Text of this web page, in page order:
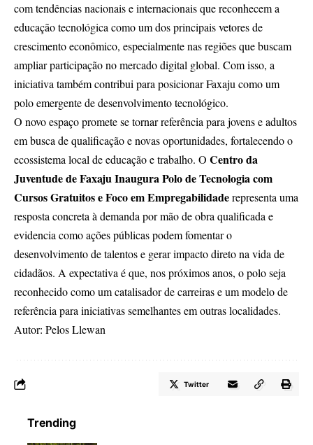
com tendências nacionais e internacionais que reconhecem a
educação tecnológica como um dos principais vetores de
crescimento econômico, especialmente nas regiões que buscam
ampliar participação no mercado digital global. Com isso, a
iniciativa também contribui para posicionar Faxaju como um
polo emergente de desenvolvimento tecnológico.
O novo espaço promete se tornar referência para jovens e adultos
em busca de qualificação e novas oportunidades, fortalecendo o
ecossistema local de educação e trabalho. O Centro da
Juventude de Faxaju Inaugura Polo de Tecnologia com
Cursos Gratuitos e Foco em Empregabilidaderepresenta uma
resposta concreta à demanda por mão de obra qualificada e
evidencia como ações públicas podem fomentar o
desenvolvimento de talentos e gerar impacto direto na vida de
cidadãos. A expectativa é que, nos próximos anos, o polo seja
reconhecido como um catalisador de carreiras e um modelo de
referência para iniciativas semelhantes em outras localidades.
Autor: Pelos Llewan
Twitter
Trending